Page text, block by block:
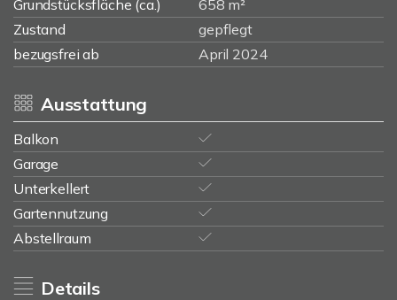
Grundstücksfläche (ca.)
658 m²
Zustand
gepflegt
bezugsfrei ab
April 2024
Ausstattung
Balkon
Garage
Unterkellert
Gartennutzung
Abstellraum
Details